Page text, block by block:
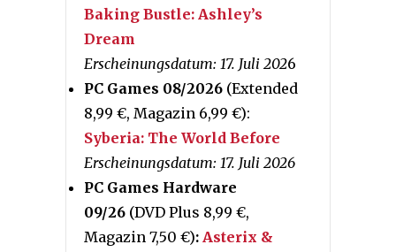
Baking Bustle: Ashley’s
Dream
Erscheinungsdatum: 17. Juli 2026
PC Games 08/2026 (Extended
8,99 €, Magazin 6,99 €):
Syberia: The World Before
Erscheinungsdatum: 17. Juli 2026
PC Games Hardware
09/26 (DVD Plus 8,99 €,
Magazin 7,50 €): Asterix &